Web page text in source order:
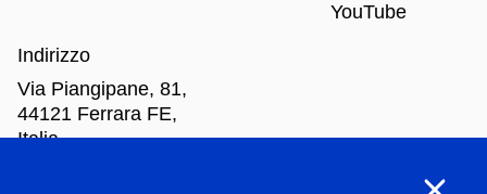
Indirizzo
Via Piangipane, 81,
44121 Ferrara FE,
Italia
YouTube